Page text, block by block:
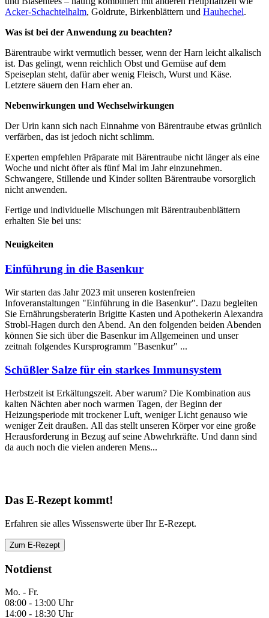
Acker-Schachtelhalm, Goldrute, Birkenblättern und Hauhechel.
Was ist bei der Anwendung zu beachten?
Bärentraube wirkt vermutlich besser, wenn der Harn leicht alkalisch
ist. Das gelingt, wenn reichlich Obst und Gemüse auf dem
Speiseplan steht, dafür aber wenig Fleisch, Wurst und Käse.
Letztere säuern den Harn eher an.
Nebenwirkungen und Wechselwirkungen
Der Urin kann sich nach Einnahme von Bärentraube etwas grünlich
verfärben, das ist jedoch nicht schlimm.
Experten empfehlen Präparate mit Bärentraube nicht länger als eine
Woche und nicht öfter als fünf Mal im Jahr einzunehmen.
Schwangere, Stillende und Kinder sollten Bärentraube vorsorglich
nicht anwenden.
Fertige und individuelle Mischungen mit Bärentraubenblättern
erhalten Sie bei uns:
Neuigkeiten
Einführung in die Basenkur
Wir starten das Jahr 2023 mit unseren kostenfreien
Infoveranstaltungen "Einführung in die Basenkur". Dazu begleiten
Sie Ernährungsberaterin Brigitte Kasten und Apothekerin Alexandra
Strobl-Hagen durch den Abend. An den folgenden beiden Abenden
können Sie sich über die Basenkur im Allgemeinen und unser
zeitnah folgendes Kursprogramm "Basenkur" ...
Schüßler Salze für ein starkes Immunsystem
Herbstzeit ist Erkältungszeit. Aber warum? Die Kombination aus
kalten Nächten aber noch warmen Tagen, der Beginn der
Heizungsperiode mit trockener Luft, weniger Licht genauso wie
weniger Zeit draußen. All das stellt unseren Körper vor eine große
Herausforderung in Bezug auf seine Abwehrkräfte. Und dann sind
da auch noch die vielen anderen Mens...
Das E-Rezept kommt!
Erfahren sie alles Wissenswerte über Ihr E-Rezept.
Zum E-Rezept
Notdienst
Mo. - Fr.
08:00 - 13:00 Uhr
14:00 - 18:30 Uhr